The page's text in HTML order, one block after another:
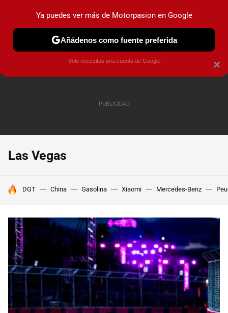
PRUEBAS COCHES ELÉCTRICOS OBSERVATORIO
Las Vegas
HOY SE HABLA DE
DGT China Gasolina Xiaomi Mercedes-Benz
×
Ya puedes ver más de Motorpasion en Google
Añádenos como fuente preferida
Solo necesitas una cuenta de Google